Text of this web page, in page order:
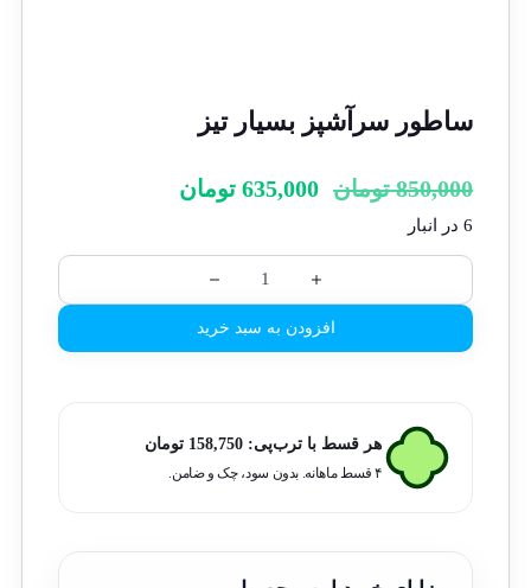
ساطور سرآشپز بسیار تیز
850,000 تومان 635,000 تومان
6 در انبار
افزودن به سبد خرید
هر قسط با ترب‌پی: 158,750 تومان
۴ قسط ماهانه. بدون سود، چک و ضامن.